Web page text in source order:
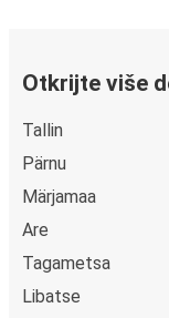
Otkrijte više
Tallin
Pärnu
Märjamaa
Are
Tagametsa
Libatse